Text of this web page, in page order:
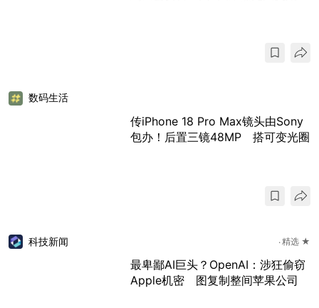
数码生活
传iPhone 18 Pro Max镜头由Sony
包办！后置三镜48MP 搭可变光圈
科技新闻 精选 ★
最卑鄙AI巨头？OpenAI：涉狂偷窃
Apple机密 图复制整间苹果公司